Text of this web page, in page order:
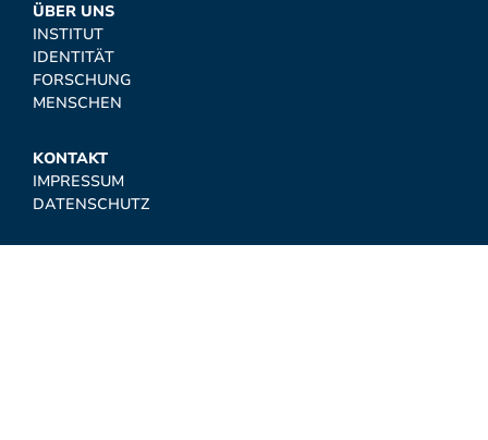
ÜBER UNS
INSTITUT
IDENTITÄT
FORSCHUNG
MENSCHEN
KONTAKT
IMPRESSUM
DATENSCHUTZ